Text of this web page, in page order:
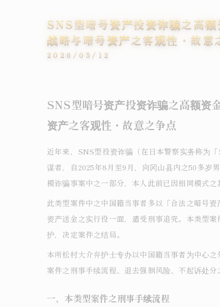
SNS型暗号资产投资诈骗之高
战略与暗号资产之客观性・故意
2026/05/12
SNS型暗号资产投资诈骗之高额资
资产之客观性・故意之争点
近年来，SNS型投资诈骗（在日本警察实务称为
谋者，自2025年8月至9月，向冈山县内之50多岁
模诈骗事案中之一部分，本人此前已因相同模式之
此类型案件中之中国籍当事者多以「合法之暗号
资产送金之实行役一面，遭受刑事追究。本类型
护，决定案件之结局。
本所松村大介弁护士专办以中国籍当事者为中心
案件之刑事手续流程、退去强制风险、不起诉处
一、本类型案件之刑事手续流程